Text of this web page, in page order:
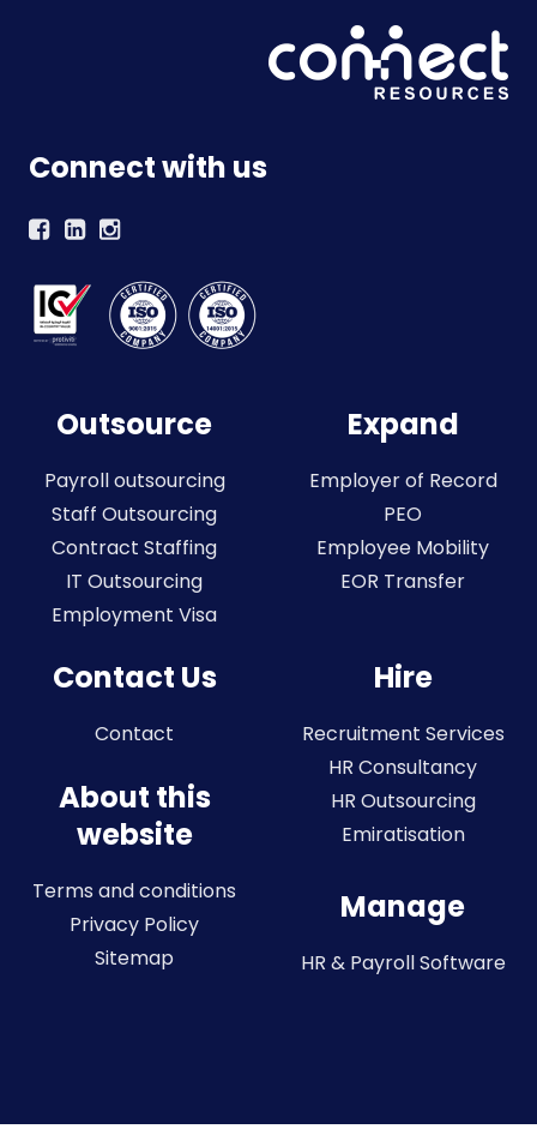
Connect with us
Expand
Employer of Record
PEO
Employee Mobility
EOR Transfer
Outsource
Payroll outsourcing
Staff Outsourcing
Contract Staffing
IT Outsourcing
Employment Visa
Hire
Recruitment Services
HR Consultancy
HR Outsourcing
Emiratisation
Manage
HR & Payroll Software
Contact Us
Contact
About this
website
Terms and conditions
Privacy Policy
Sitemap